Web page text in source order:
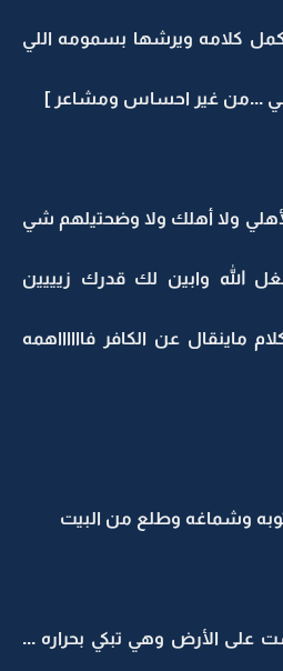
كلامه ويرشها بسمومه اللي
شي ...من غير احساس ومشاعر ]
ولا أهلك ولا وضحتيلهم شي
الله وابين لك قدرك زيييين
ماينقال عن الكافر فااااااهمه
وشماغه وطلع من البيت
على الأرض وهي تبكي بحراره ...